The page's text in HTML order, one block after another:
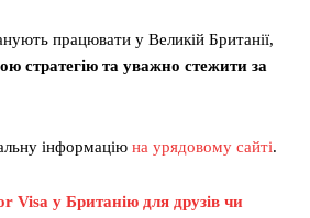
працювати у Великій Британії,
стратегію та уважно стежити за
інформацію на урядовому сайті.
Visa у Британію для друзів чи